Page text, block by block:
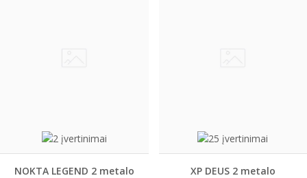
NOKTA LEGEND 2 metalo
XP DEUS 2 metalo